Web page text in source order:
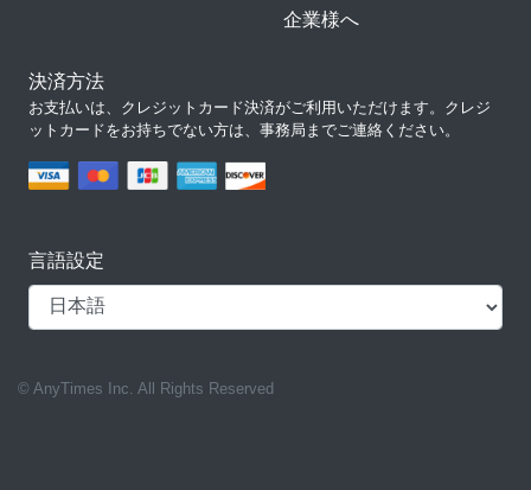
企業様へ
決済方法
お支払いは、クレジットカード決済がご利用いただけます。クレジ
ットカードをお持ちでない方は、事務局までご連絡ください。
言語設定
© AnyTimes Inc. All Rights Reserved